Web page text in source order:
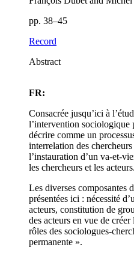
pp. 38–45
Record
Abstract
FR:
Consacrée jusqu’ici à
l’intervention sociologique
décrire comme un
interrelation des
l’instauration d’un va-et-
les chercheurs et les acteurs.
Les diverses composantes
présentées ici : nécessité
acteurs, constitution de
des acteurs en vue de
rôles des sociologues-
permanente ».